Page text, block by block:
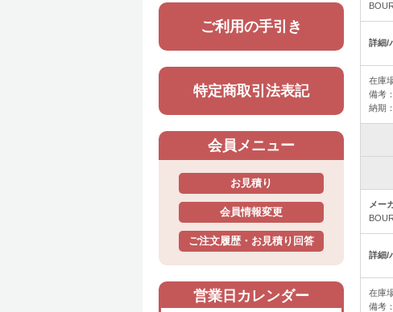
・
・
・
・
・
ご
詳細/
在庫
備考
納期
メー
詳細/
在庫
備考
ご利用の手引き
特定商取引法表記
会員メニュー
お見積り
会員情報変更
ご注文履歴・お見積り回答
営業日カレンダー